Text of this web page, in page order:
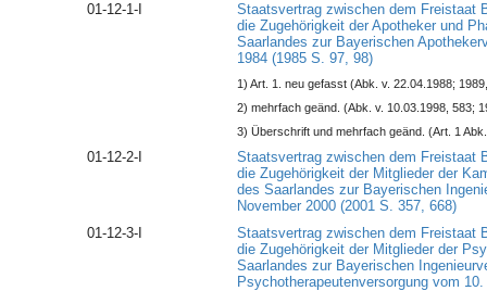
01-12-1-I
Staatsvertrag zwischen dem Freistaat
die Zugehörigkeit der Apotheker und
Saarlandes zur Bayerischen
1984 (1985 S. 97, 98)
1) Art. 1. neu gefasst (Abk. v. 22.04.1988;
2) mehrfach geänd. (Abk. v. 10.03.1998, 583;
3) Überschrift und mehrfach geänd. (Art. 1
01-12-2-I
Staatsvertrag zwischen dem Freistaat
die Zugehörigkeit der Mitglieder der
des Saarlandes zur Bayerischen
November 2000 (2001 S. 357, 668)
01-12-3-I
Staatsvertrag zwischen dem Freistaat
die Zugehörigkeit der Mitglieder der
Saarlandes zur Bayerischen
Psychotherapeutenversorgung vom